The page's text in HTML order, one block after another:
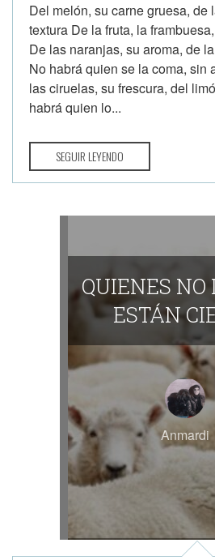
Del melón, su carne gruesa, de
textura De la fruta, la
De las naranjas, su aroma, de
No habrá quien se la coma, sin
las ciruelas, su frescura, del
habrá quien lo...
SEGUIR LEYENDO
QUIENES NO
ESTÁN
Anmardi